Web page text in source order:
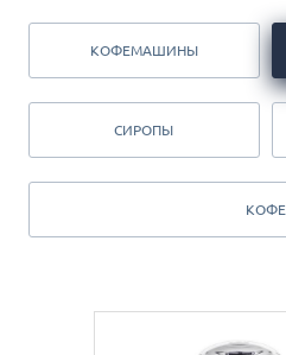
КОФЕМАШИНЫ
СИРОПЫ
КОФЕ